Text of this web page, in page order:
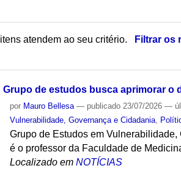
itens atendem ao seu critério.
Filtrar os
Grupo de estudos busca aprimorar o
por Mauro Bellesa — publicado 23/07/2026—
Vulnerabilidade, Governança e Cidadania,
Grupo de Estudos em
é o professor da Faculdade de
Localizado em NOTÍCIAS